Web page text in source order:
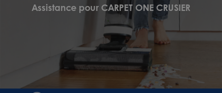
Assistance pour CARPET ONE CRUSIER